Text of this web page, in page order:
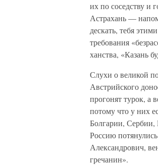
их по соседству и
Астрахань —
дескать, тебя
требования
ханства, «Казань
Слухи о великой
Австрийского
прогонят турок, а
потому что у них
Болгарии, Сербии,
Россию
Александрович,
гречанин».